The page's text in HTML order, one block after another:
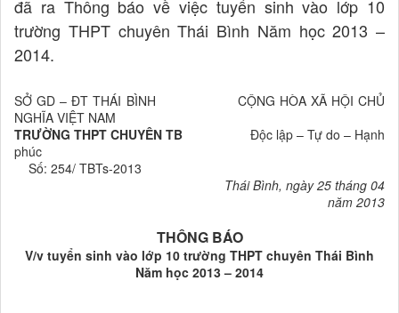
đã ra Thông báo về việc tuyển sinh vào lớp 10
trường THPT chuyên Thái Bình Năm học 2013 –
2014.
SỞ GD – ĐT THÁI BÌNH CỘNG HÒA XÃ HỘI CHỦ
NGHĨA VIỆT NAM
TRƯỜNG THPT CHUYÊN TB Độc lập – Tự do – Hạnh
phúc
Số: 254/ TBTs-2013
Thái Bình, ngày 25 tháng 04
năm 2013
THÔNG BÁO
V/v tuyển sinh vào lớp 10 trường THPT chuyên Thái Bình
Năm học 2013 – 2014